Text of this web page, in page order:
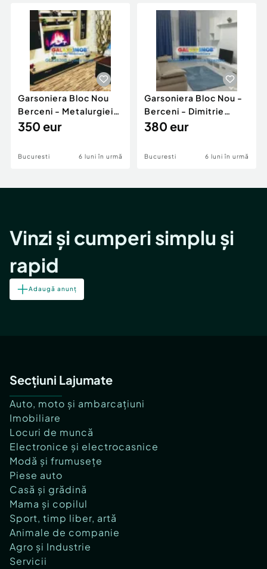
Servicii
Animale de companie
Afaceri și echipamente profesionale
Inchiriere Bunuri si Vehicule
Utilaje agricole si industriale
Piese auto si accesorii
Dacia Duster
Garsoniera Bloc Nou
Berceni - Metalurgiei
Park - Postalionul
350 eur
Bucuresti 6 luni în urmă
Garsoniera Bloc Nou -
Berceni - Dimitrie
Leonida
380 eur
Bucuresti 6 luni în urmă
Vinzi și cumperi simplu și
rapid
Adaugă anunț
Secțiuni Lajumate
Auto, moto și ambarcațiuni
Imobiliare
Locuri de muncă
Electronice și electrocasnice
Modă și frumusețe
Piese auto
Casă și grădină
Mama și copilul
Sport, timp liber, artă
Animale de companie
Agro și Industrie
Servicii